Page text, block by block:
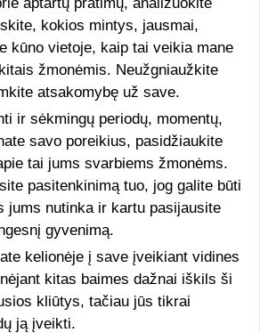
kokios mintys, jausmai,
kūno vietoje, kaip tai veikia mane
žmonėmis. Neužgniaužkite
atsakomybę už save.
ir sėkmingų periodų, momentų,
savo poreikius, pasidžiaukite
tai jums svarbiems žmonėms.
pasitenkinimą tuo, jog galite būti
jums nutinka ir kartu pasijausite
gyvenimą.
kelionėje į save įveikiant vidines
kitas baimes dažnai iškils ši
kliūtys, tačiau jūs tikrai
ją įveikti.